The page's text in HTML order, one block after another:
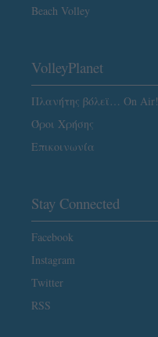
Beach Volley
VolleyPlanet
Πλανήτης βόλεϊ… On Air!
Όροι Χρήσης
Επικοινωνία
Stay Connected
Facebook
Instagram
Twitter
RSS